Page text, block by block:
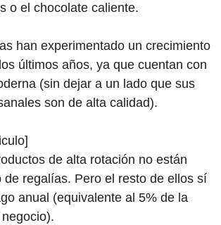
o el chocolate caliente.
han experimentado un crecimiento
últimos años, ya que cuentan con
(sin dejar a un lado que sus
son de alta calidad).
de alta rotación no están
de regalías. Pero el resto de ellos sí
anual (equivalente al 5% de la